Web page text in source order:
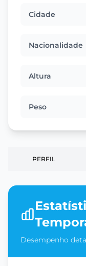
Cidade
Nacionalidade
Altura
Peso
PERFIL
Desempenho